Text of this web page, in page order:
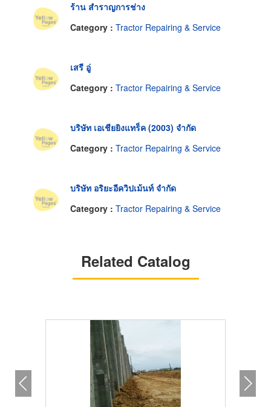
ร้าน สำราญการช่าง
Category : Tractor Repairing & Service
เสรี อู่
Category : Tractor Repairing & Service
บริษัท เอเชียยิงแทร็ค (2003) จำกัด
Category : Tractor Repairing & Service
บริษัท อริยะอีควิปเม้นท์ จำกัด
Category : Tractor Repairing & Service
Related Catalog